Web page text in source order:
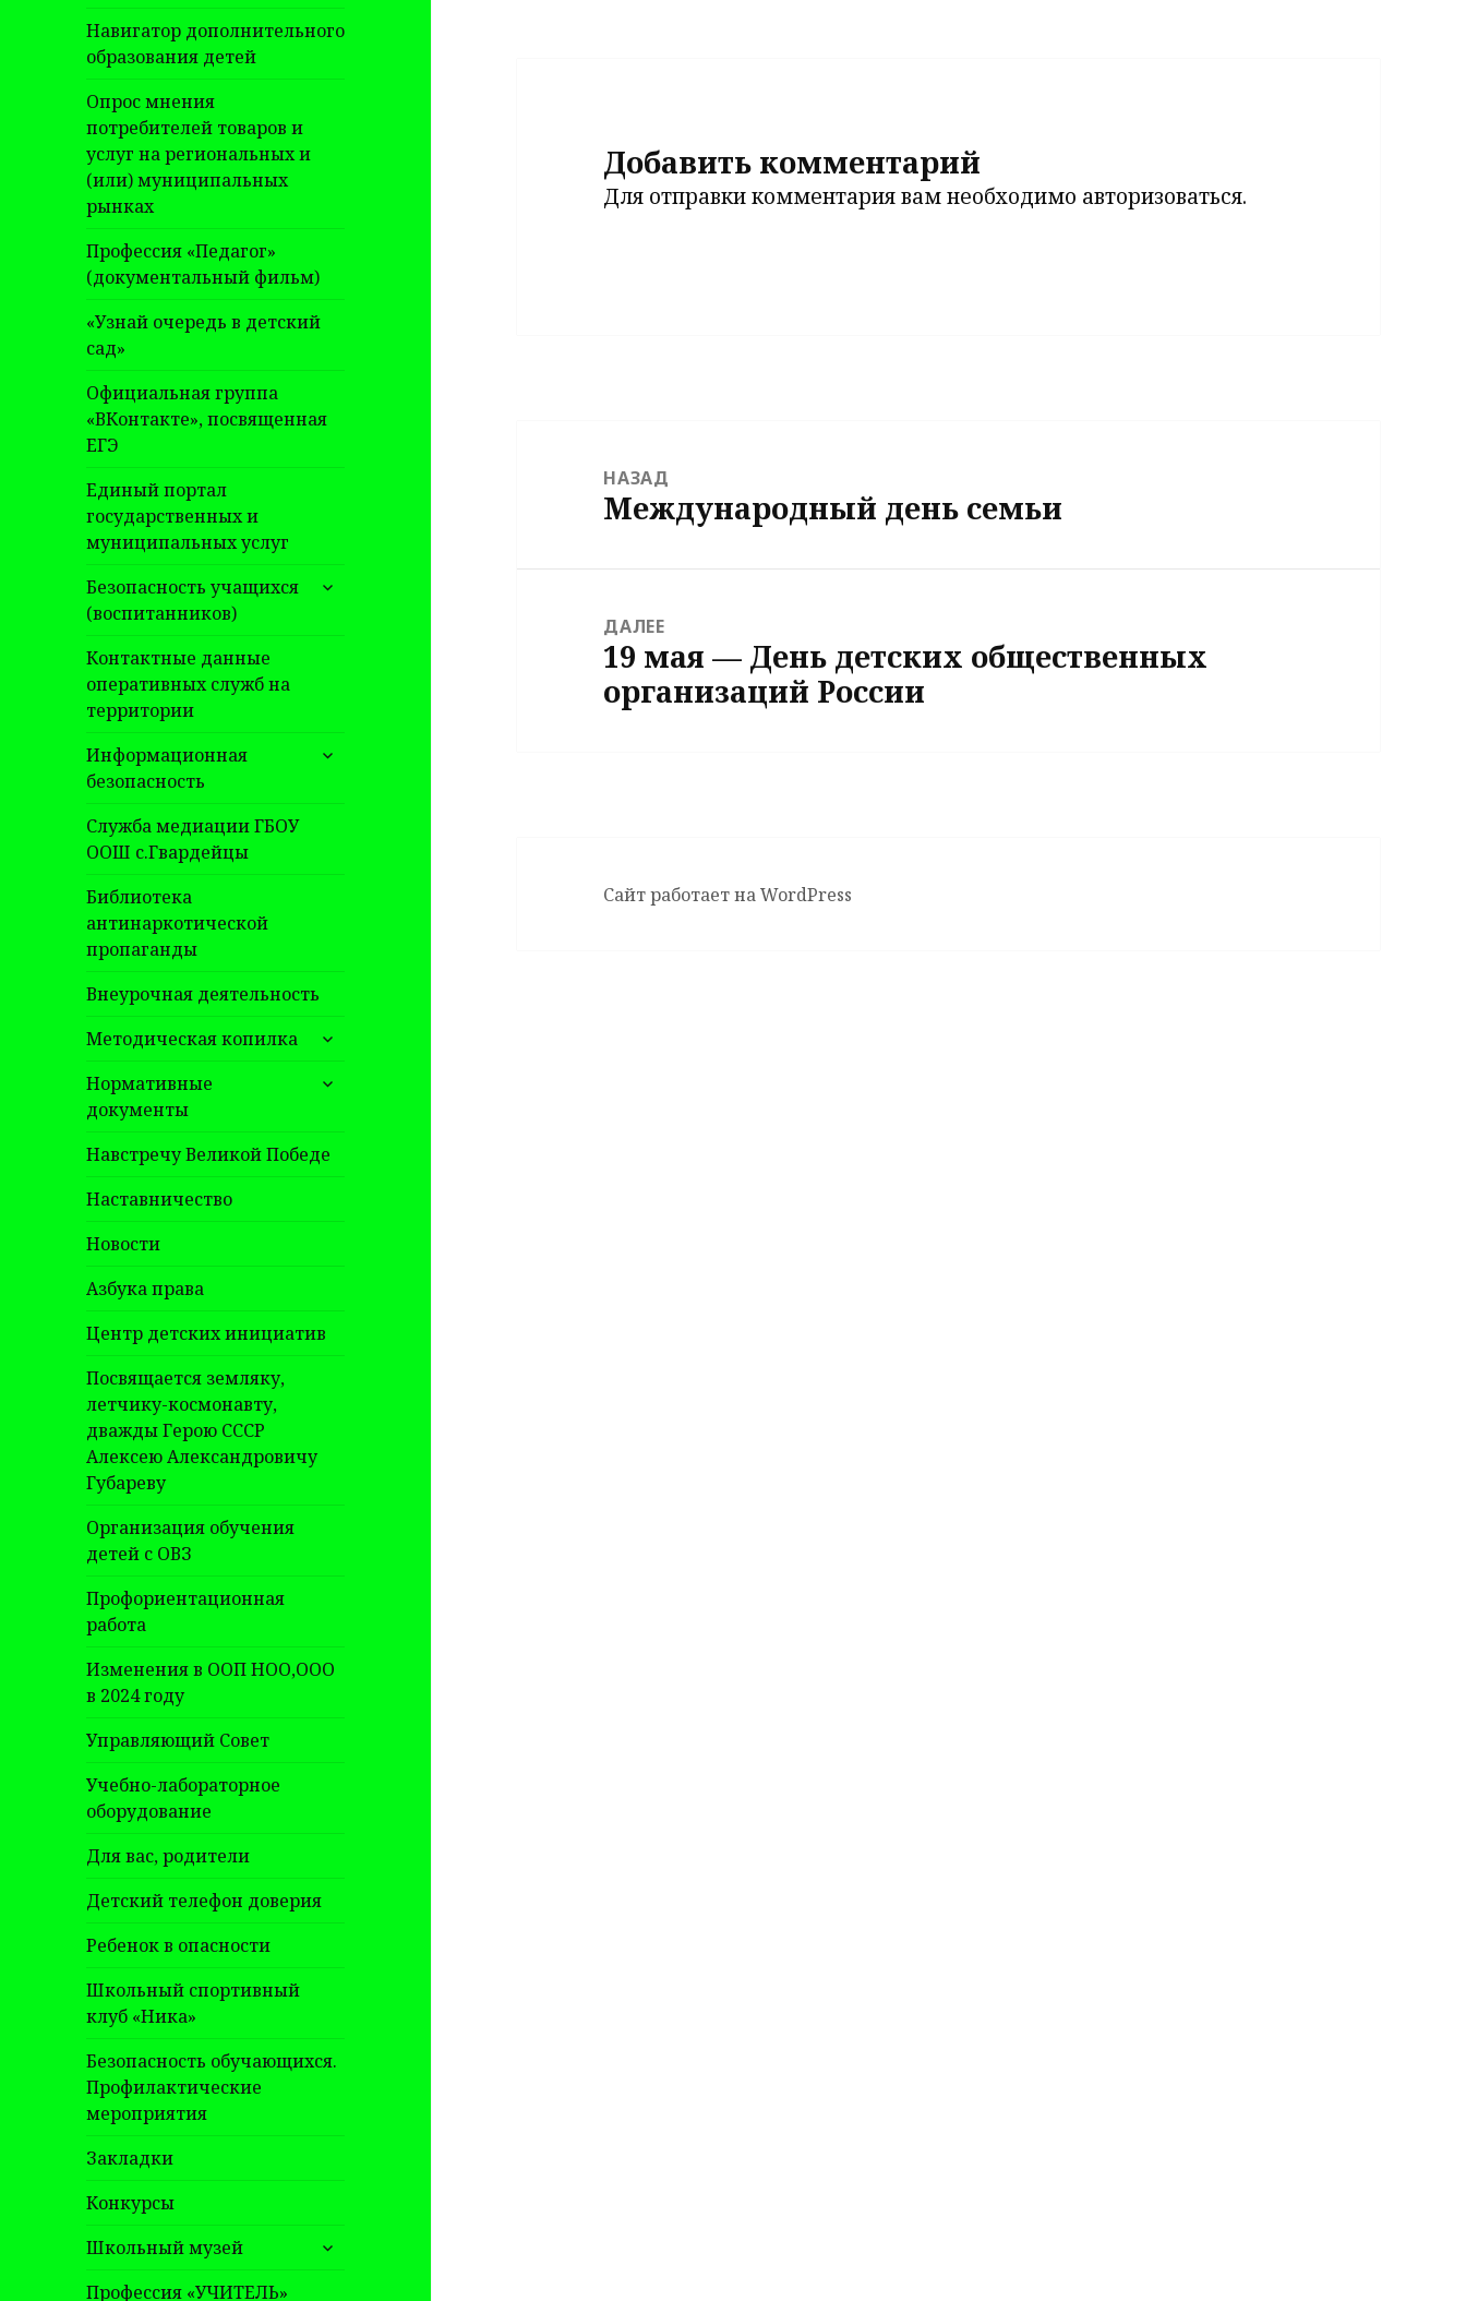
Навигатор дополнительного
образования детей
Опрос мнения
потребителей товаров и
услуг на региональных и
(или) муниципальных
рынках
Профессия «Педагог»
(документальный фильм)
«Узнай очередь в детский
сад»
Официальная группа
«ВКонтакте», посвященная
ЕГЭ
Единый портал
государственных и
муниципальных услуг
Безопасность учащихся
(воспитанников)
раскрыть
Контактные данные
оперативных служб на
территории
Информационная
безопасность
раскрыть
Служба медиации ГБОУ
ООШ с.Гвардейцы
Библиотека
антинаркотической
пропаганды
Внеурочная деятельность
Методическая копилка
раскрыть
дочернее
меню
Нормативные
документы
раскрыть
Навстречу Великой Победе
Наставничество
Новости
Азбука права
Центр детских инициатив
Посвящается земляку,
летчику-космонавту,
дважды Герою СССР
Алексею Александровичу
Губареву
Организация обучения
детей с ОВЗ
Профориентационная
работа
Изменения в ООП НОО,ООО
в 2024 году
Управляющий Совет
Учебно-лабораторное
оборудование
Для вас, родители
Детский телефон доверия
Ребенок в опасности
Школьный спортивный
клуб «Ника»
Безопасность обучающихся.
Профилактические
мероприятия
Закладки
Конкурсы
Школьный музей
раскрыть
дочернее
Профессия «УЧИТЕЛЬ»
Добавить комментарий
Для отправки комментария вам необходимо авторизоваться.
записям
НАЗАД
Предыдущая
Международный день семьи
ДАЛЕЕ
Следующая
запись:
19 мая — День детских общественных
организаций России
Сайт работает на WordPress